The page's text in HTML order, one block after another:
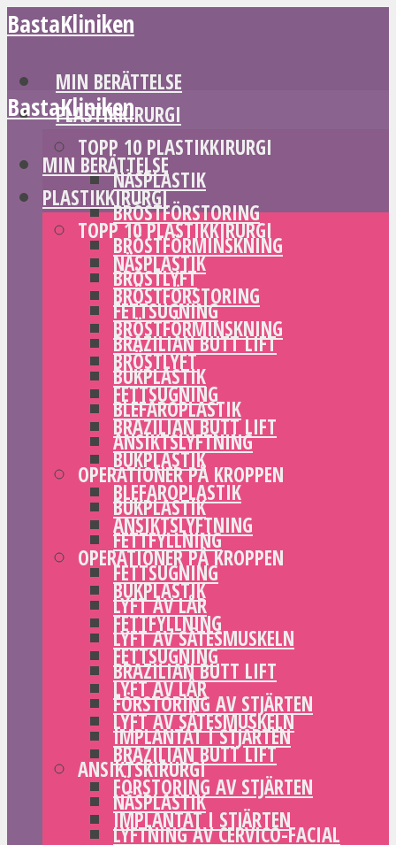
BastaKliniken
MIN BERÄTTELSE
PLASTIKKIRURGI
TOPP 10 PLASTIKKIRURGI
NÄSPLASTIK
BRÖSTFÖRSTORING
BRÖSTFÖRMINSKNING
BRÖSTLYFT
FETTSUGNING
BRAZILIAN BUTT LIFT
BUKPLASTIK
BLEFAROPLASTIK
ANSIKTSLYFTNING
OPERATIONER PÅ KROPPEN
BUKPLASTIK
FETTFYLLNING
FETTSUGNING
LYFT AV LÅR
LYFT AV SÄTESMUSKELN
BRAZILIAN BUTT LIFT
FÖRSTORING AV STJÄRTEN
IMPLANTAT I STJÄRTEN
ANSIKTSKIRURGI
NÄSPLASTIK
LYFTNING AV CERVICO-FACIAL
BastaKliniken
MIN BERÄTTELSE
PLASTIKKIRURGI
TOPP 10 PLASTIKKIRURGI
NÄSPLASTIK
BRÖSTFÖRSTORING
BRÖSTFÖRMINSKNING
BRÖSTLYFT
FETTSUGNING
BRAZILIAN BUTT LIFT
BUKPLASTIK
BLEFAROPLASTIK
ANSIKTSLYFTNING
OPERATIONER PÅ KROPPEN
BUKPLASTIK
FETTFYLLNING
FETTSUGNING
LYFT AV LÅR
LYFT AV SÄTESMUSKELN
BRAZILIAN BUTT LIFT
FÖRSTORING AV STJÄRTEN
IMPLANTAT I STJÄRTEN